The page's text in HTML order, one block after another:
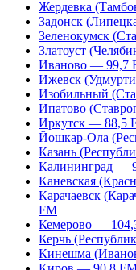
Жердевка
Задонск
Зеленокумск
Златоуст
Иваново — 99,7
Ижевск
Изобильный
Ипатово
Иркутск — 88,5
Йошкар-Ола
Казань
Калининград —
Каневская
Карачаевск
FM
Кемерово —
Керчь
Кинешма